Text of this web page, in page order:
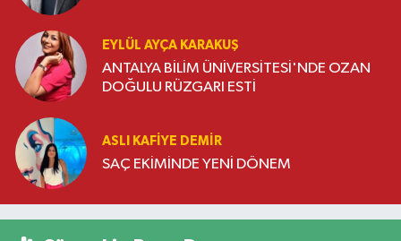
EYLÜL AYÇA KARAKUŞ
ANTALYA BİLİM ÜNİVERSİTESİ'NDE OZAN
DOĞULU RÜZGARI ESTİ
ASLI KAFIYE DEMIR
SAÇ EKİMİNDE YENİ DÖNEM